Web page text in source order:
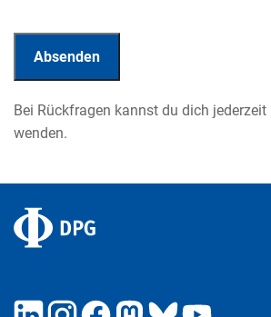
Bei Rückfragen kannst du dich jederzeit
wenden.